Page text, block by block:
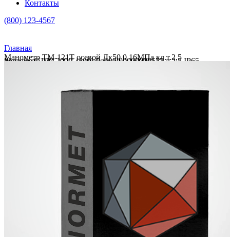
Контакты
(800) 123-4567
Главная
Манометр ТМ-121Т осевой Дк50 0,16МПа кл.т.2,5
Манометр ТМ-121Т осевой Дк50 0,16МПа кл.т.2,5 IP65 нержав. G1/8″ 200C (100) Росма 00000000577